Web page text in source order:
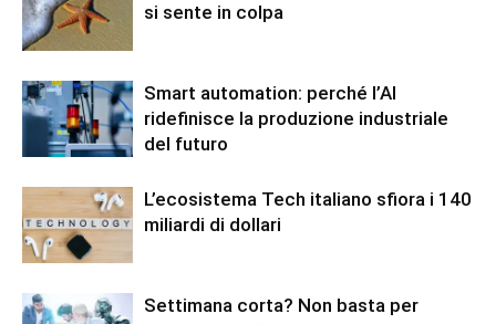
si sente in colpa
Smart automation: perché l’AI
ridefinisce la produzione industriale
del futuro
L’ecosistema Tech italiano sfiora i 140
miliardi di dollari
Settimana corta? Non basta per